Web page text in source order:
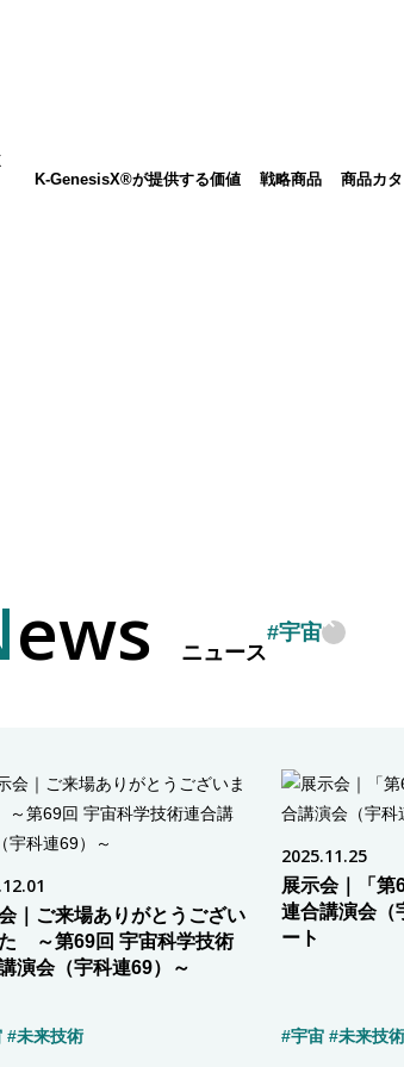
K-GenesisX®が提供する価値 戦略商品 商品カ
News ニュース
#宇宙
｜ご来場ありがとうござい
～第69回 宇宙科学技術
演会（宇科連69）～
#未来技術
2025.11.25
展示会｜「第
連合講演会（
ート
#宇宙 #未来技術